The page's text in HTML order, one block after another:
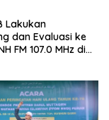
Lakukan
dan Evaluasi ke
FM 107.0 MHz di